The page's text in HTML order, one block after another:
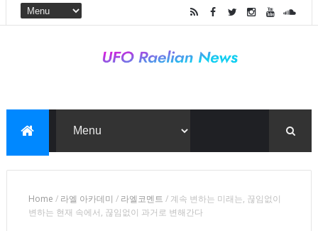
Home / 라엘 아카데미 / 라엘코멘트 / 계속 변하는 미래는, 끊임없이
변하는 현재 속에서, 끊임없이 과거로 변해간다